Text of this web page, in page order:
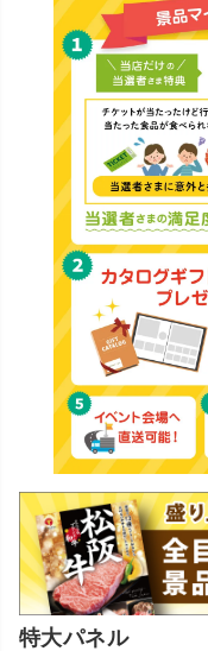
特大パネル